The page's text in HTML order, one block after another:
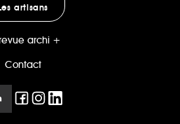
Les artisans
archi +
Contact